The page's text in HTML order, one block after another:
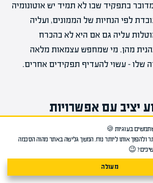
בתפקיד שבו לא תמיד יש אוטונומיה
לפי הנחיות של הממונים, ועליה
עליה גם אם היא לא בהכרח
מהן. מי שמחפש עצמאות מלאה
שלו – עשוי להעדיף תפקידים אחרים.
יציב עם אפשרויות
וניהול לשכה
נגישות ומגוון אפשרויות בשוק העבודה
בעוגיות 🍪
ולהפוך אותו ליותר נוח. המשך גלישה באתר מהוה הסכמה
😉
מעולה